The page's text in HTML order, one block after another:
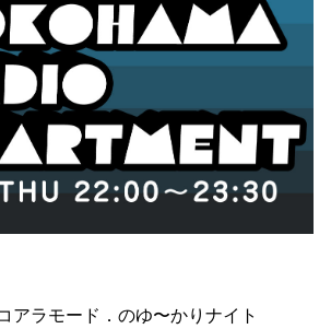
アラモード．のゆ〜かりナイト